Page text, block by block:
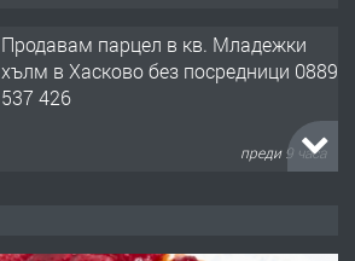
Продавам парцел в кв. Младежки
хълм в Хасково без посредници 0889
537 426
преди 9 часа